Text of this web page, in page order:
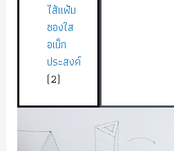
ไส้แฟ้ม
ซองใส
อเน็ก
ประสงค์
2